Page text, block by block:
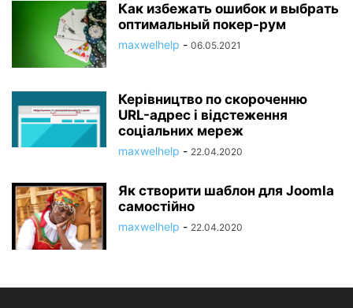
Как избежать ошибок и выбрать
оптимальный покер-рум
maxwelhelp - 06.05.2021
Керівництво по скороченню
URL-адрес і відстеження
соціальних мереж
maxwelhelp - 22.04.2020
Як створити шаблон для Joomla
самостійно
maxwelhelp - 22.04.2020